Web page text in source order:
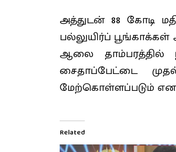
அத்துடன் 88 கோடி
பல்லுயிர்ப் பூங்காக்கள்
ஆலை தாம்பரத்தில்
சைதாப்பேட்டை
மேற்கொள்ளப்படும்
Related